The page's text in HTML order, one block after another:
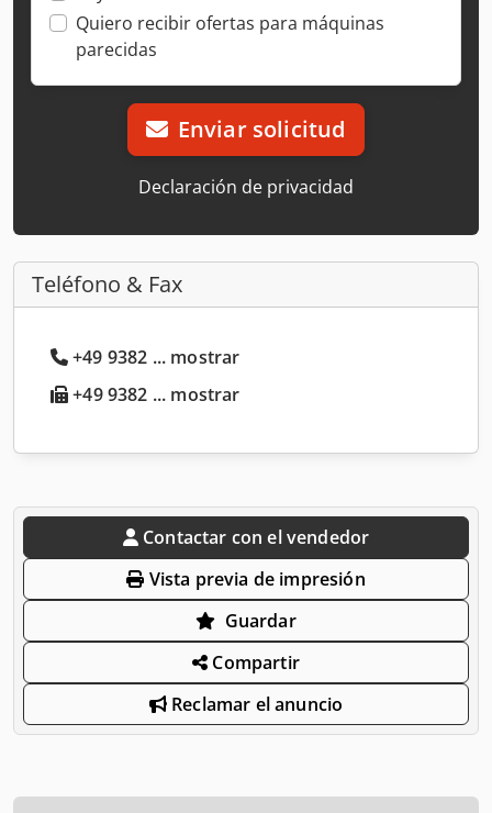
Quiero recibir ofertas para máquinas
parecidas
Enviar solicitud
Declaración de privacidad
Teléfono & Fax
+49 9382 ... mostrar
+49 9382 ... mostrar
Contactar con el vendedor
Vista previa de impresión
Guardar
Compartir
Reclamar el anuncio